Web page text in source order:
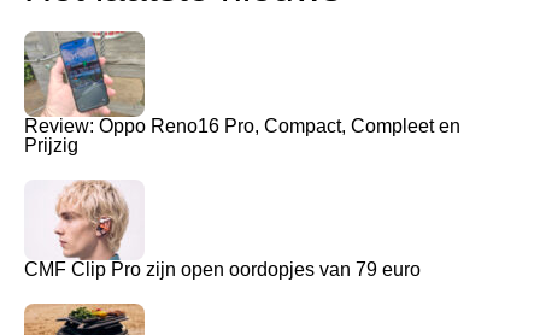
Review: Oppo Reno16 Pro, Compact, Compleet en
Prijzig
CMF Clip Pro zijn open oordopjes van 79 euro